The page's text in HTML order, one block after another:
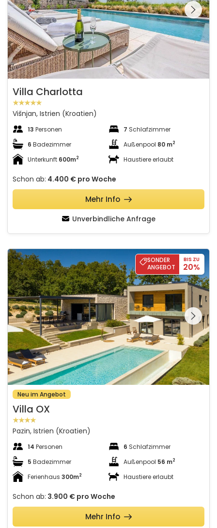
gesamte Galerie
Villa Charlotta
Višnjan, Istrien (Kroatien)
13 Personen 7 Schlafzimmer
6 Badezimmer Außenpool 80 m2
Unterkunft 600m2 Haustiere erlaubt
Schon ab: 4.400 € pro Woche
Unverbindliche Anfrage
Mehr Info
Villa OX
SONDER
ANGEBOT
BIS ZU
20%
Schauen Sie sich die
gesamte Galerie
Neu im Angebot
Villa OX
Pazin, Istrien (Kroatien)
14 Personen 6 Schlafzimmer
5 Badezimmer Außenpool 56 m2
Ferienhaus 300m2 Haustiere erlaubt
Schon ab: 3.900 € pro Woche
Mehr Info